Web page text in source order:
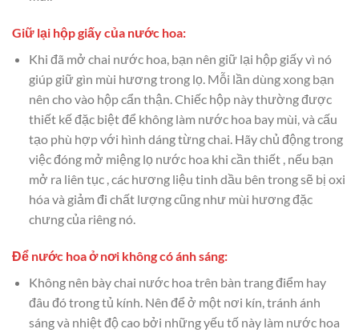
Giữ lại hộp giấy của nước hoa:
Khi đã mở chai nước hoa, bạn nên giữ lại hộp giấy vì nó
giúp giữ gìn mùi hương trong lọ. Mỗi lần dùng xong bạn
nên cho vào hộp cẩn thận. Chiếc hộp này thường được
thiết kế đặc biệt để không làm nước hoa bay mùi, và cấu
tạo phù hợp với hình dáng từng chai. Hãy chủ động trong
việc đóng mở miệng lọ nước hoa khi cần thiết , nếu bạn
mở ra liên tục , các hương liệu tinh dầu bên trong sẽ bị oxi
hóa và giảm đi chất lượng cũng như mùi hương đặc
chưng của riêng nó.
Để nước hoa ở nơi không có ánh sáng:
Không nên bày chai nước hoa trên bàn trang điểm hay
đâu đó trong tủ kính. Nên để ở một nơi kín, tránh ánh
sáng và nhiệt độ cao bởi những yếu tố này làm nước hoa